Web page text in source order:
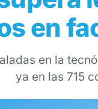
en
en la
ya en las 715